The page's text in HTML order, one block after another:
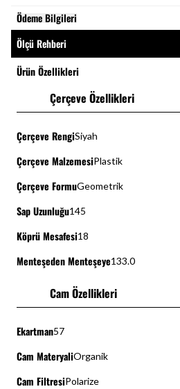
Ödeme Bilgileri
Ölçü Rehberi
Ürün Özellikleri
Çerçeve Özellikleri
Çerçeve RengiSiyah
Çerçeve MalzemesiPlastik
Çerçeve FormuGeometrik
Sap Uzunluğu145
Köprü Mesafesi18
Menteşeden Menteşeye133.0
Cam Özellikleri
Ekartman57
Cam MateryaliOrganik
Cam FiltresiPolarize